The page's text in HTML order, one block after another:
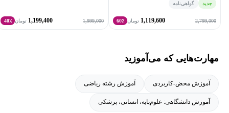
جدید گواهی‌نامه
2,799,000
1,119,600 تومان 60٪ 1,999,000
1,199,400 تومان 40٪
مهارت‌هایی که می‌آموزید
آموزش محض-کاربردی آموزش رشته ریاضی
آموزش دانشگاهی: علوم‌پایه، انسانی، پزشکی